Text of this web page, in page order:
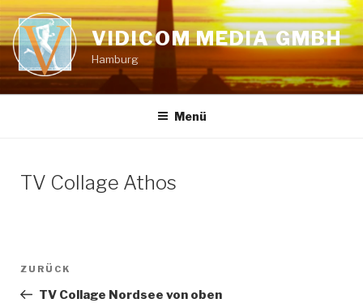
Zum
Inhalt
springen
VIDICOM MEDIA GMBH
Hamburg
Menü
TV Collage Athos
Beitragsnavigation
Vorheriger
Beitrag
ZURÜCK
TV Collage Nordsee von oben